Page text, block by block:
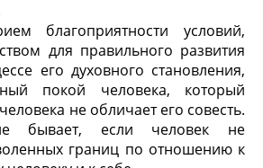
благоприятности условий,
для правильного развития
его духовного становления,
покой человека, который
не обличает его совесть.
бывает, если человек не
границ по отношению к